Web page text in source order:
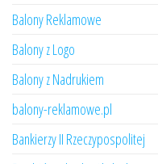
Balony Reklamowe
Balony z Logo
Balony z Nadrukiem
balony-reklamowe.pl
Bankierzy II Rzeczypospolitej